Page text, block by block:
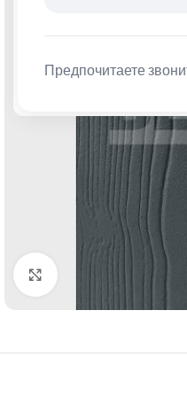
Предпочитаете
Нажмите, чтобы